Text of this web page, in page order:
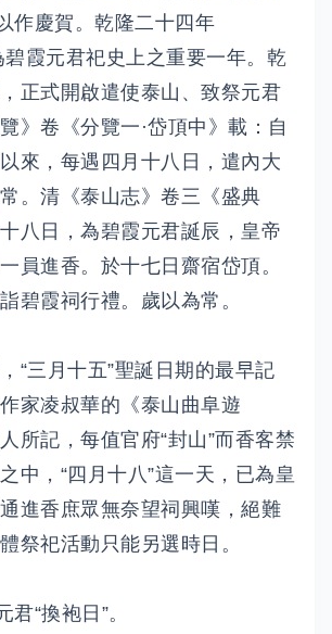
作慶賀。乾隆二十四年
碧霞元君祀史上之重要一年。乾
正式開啟遣使泰山、致祭元君
》卷《分覽一·岱頂中》載：自
來，每遇四月十八日，遣內大
。清《泰山志》卷三《盛典
八日，為碧霞元君誕辰，皇帝
員進香。於十七日齋宿岱頂。
碧霞祠行禮。歲以為常。
“三月十五”聖誕日期的最早記
家凌叔華的《泰山曲阜遊
所記，每值官府“封山”而香客禁
中，“四月十八”這一天，已為皇
進香庶眾無奈望祠興嘆，絕難
祭祀活動只能另選時日。
君“換袍日”。